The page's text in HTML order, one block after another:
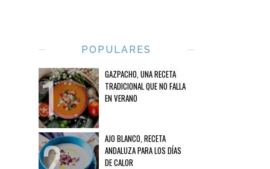
POPULARES
GAZPACHO, UNA RECETA
TRADICIONAL QUE NO FALLA
EN VERANO
AJO BLANCO, RECETA
ANDALUZA PARA LOS DÍAS
DE CALOR